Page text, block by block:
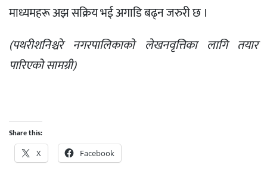
माध्यमहरू अझ सक्रिय भई अगाडि बढ्न जरुरी छ ।
(पथरीशनिश्चरे नगरपालिकाकाे लेखनवृत्तिका लागि तयार
पारिएको सामग्री)
Share this:
X Facebook